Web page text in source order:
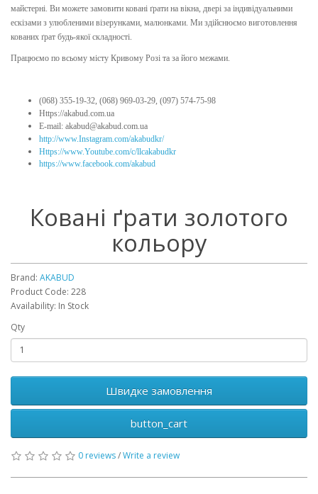
майстерні. Ви можете замовити ковані ґрати на вікна, двері за індивідуальними
ескізами з улюбленими візерунками, малюнками. Ми здійснюємо виготовлення
кованих ґрат будь-якої складності.
Працюємо по всьому місту Кривому Розі та за його межами.
(068) 355-19-32, (068) 969-03-29, (097) 574-75-98
Https://akabud.com.ua
E-mail: akabud@akabud.com.ua
http://www.Instagram.com/akabudkr/
Https://www.Youtube.com/c/llcakabudkr ⠀
https://www.facebook.com/akabud
Ковані ґрати золотого
кольору
Brand: AKABUD
Product Code: 228
Availability: In Stock
Qty
Швидке замовлення
button_cart
0 reviews/Write a review